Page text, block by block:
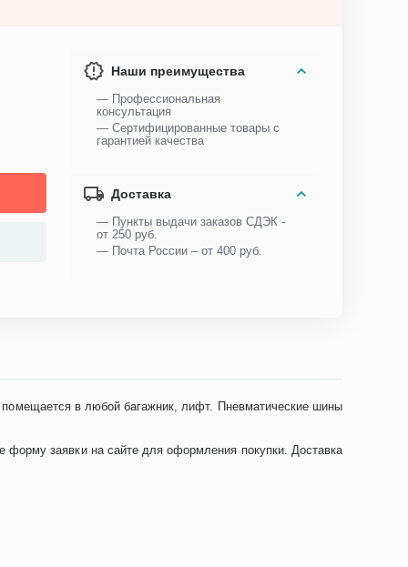
Наши преимущества
— Профессиональная
консультация
— Сертифицированные товары с
гарантией качества
Доставка
— Пункты выдачи заказов СДЭК -
от 250 руб.
— Почта России – от 400 руб.
в любой багажник, лифт. Пневматические шины
заявки на сайте для оформления покупки. Доставка